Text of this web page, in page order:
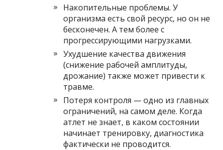
Накопительные проблемы. У
организма есть свой ресурс, но он не
бесконечен. А тем более с
прогрессирующими нагрузками.
Ухудшение качества движения
(снижение рабочей амплитуды,
дрожание) также может привести к
травме.
Потеря контроля — одно из главных
ограничений, на самом деле. Когда
атлет не знает, в каком состоянии
начинает тренировку, диагностика
фактически не проводится.